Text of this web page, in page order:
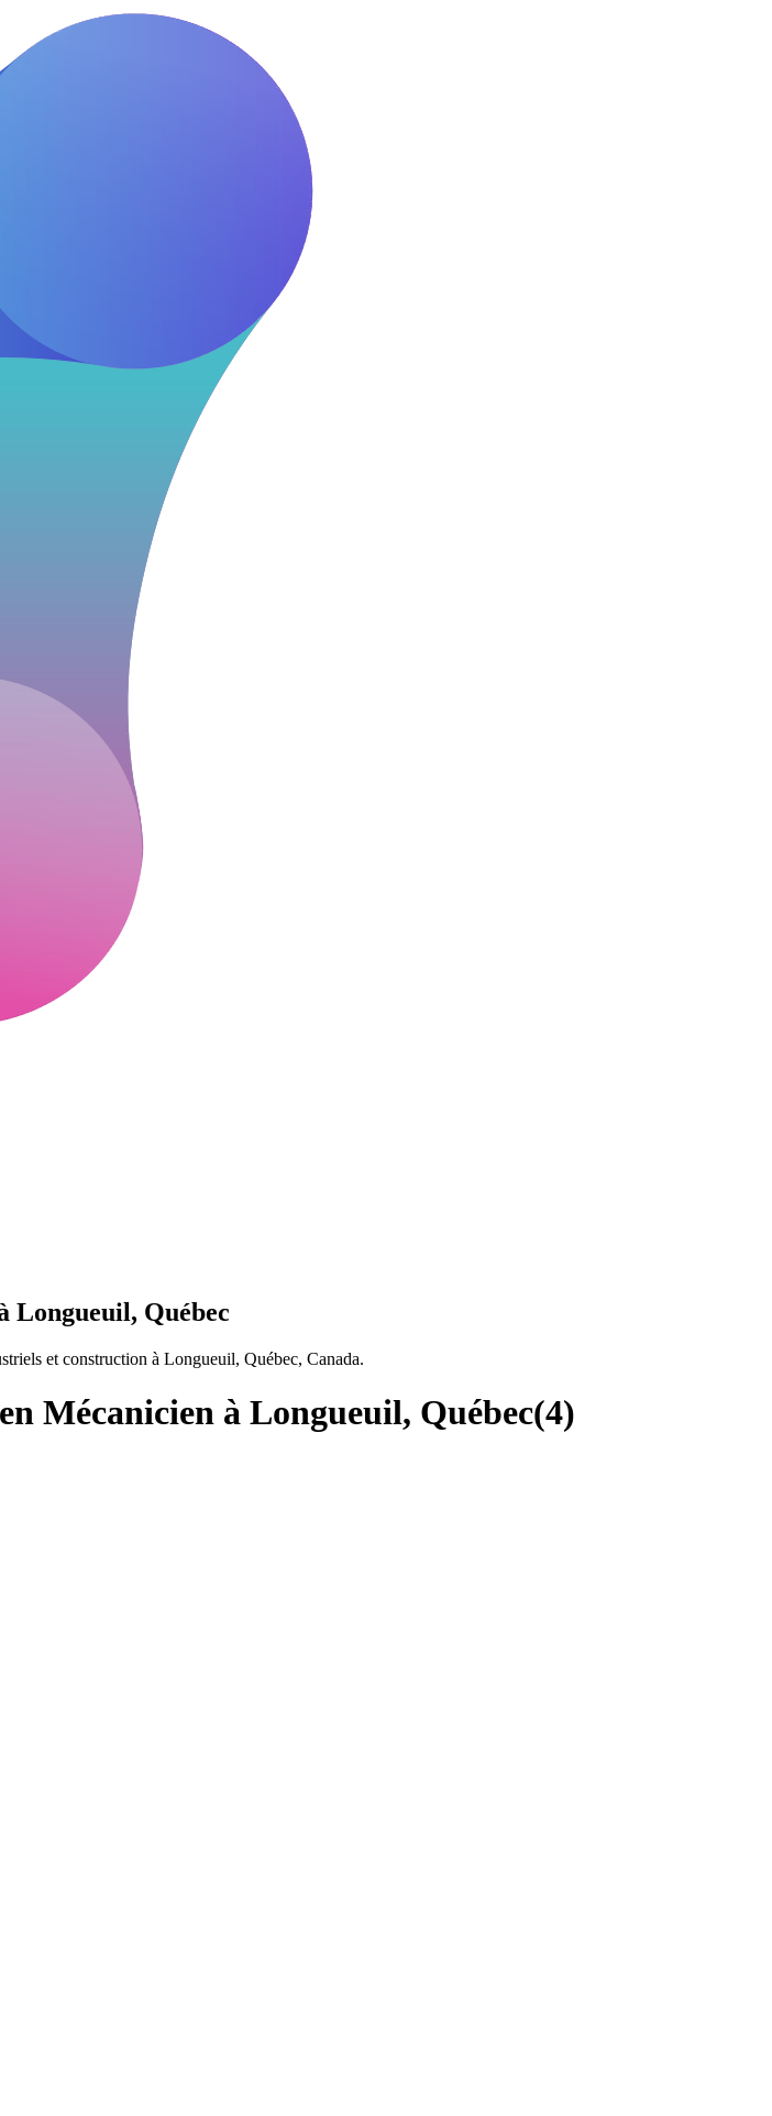
Longueuil, Québec
et construction à Longueuil, Québec, Canada.
Mécanicien à Longueuil, Québec(4)